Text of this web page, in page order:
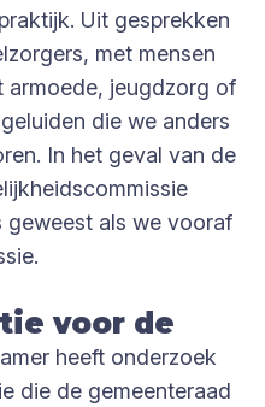
Uit gesprekken
met mensen
armoede, jeugdzorg of
die we anders
In het geval van de
geweest als we vooraf
voor de
heeft onderzoek
die de gemeenteraad